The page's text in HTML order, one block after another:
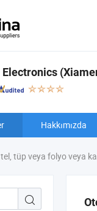
Hakkımızda
tüp veya folyo veya